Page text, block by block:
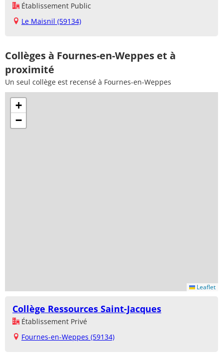
Établissement Public
Le Maisnil (59134)
Collèges à Fournes-en-Weppes et à
proximité
Un seul collège est recensé à Fournes-en-Weppes
+
−
Leaflet
Collège Ressources Saint-Jacques
Établissement Privé
Fournes-en-Weppes (59134)